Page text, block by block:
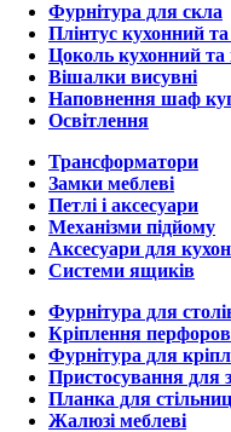
Фурнітура для скла
Плінтус кухонний
Цоколь кухонний та
Вішалки висувні
Наповнення шаф
Освітлення
Трансформатори
Замки меблеві
Петлі і аксесуари
Механізми підйому
Аксесуари для
Системи ящиків
Фурнітура для
Кріплення
Фурнітура для
Пристосування для
Планка для
Жалюзі меблеві